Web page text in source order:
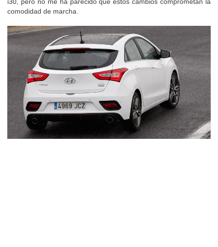
comodidad de marcha.